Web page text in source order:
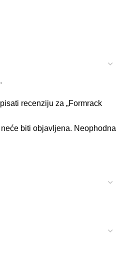
recenziju za „Formrack
biti objavljena. Neophodna